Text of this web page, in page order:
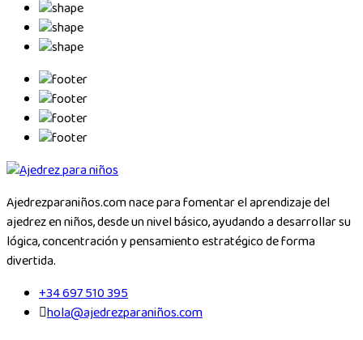
Ajedrezparaniños.com nace para fomentar el aprendizaje del
ajedrez en niños, desde un nivel básico, ayudando a desarrollar su
lógica, concentración y pensamiento estratégico de forma
divertida.
+34 697 510 395
hola@ajedrezparaniños.com